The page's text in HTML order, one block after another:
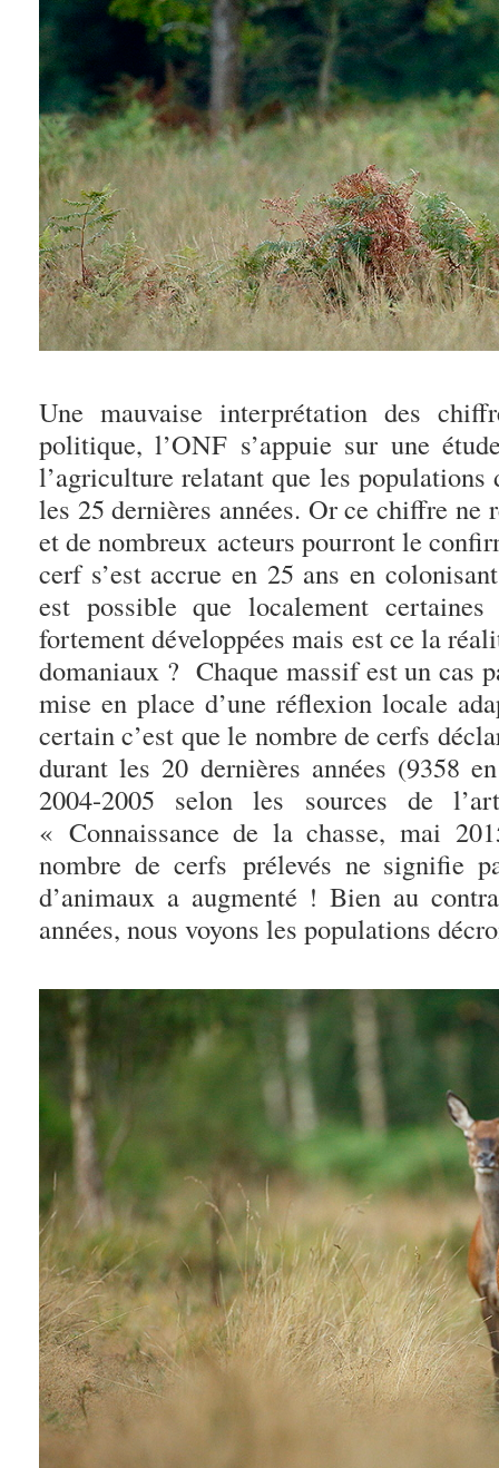
Une mauvaise interprétation des
politique, l’ONF s’appuie sur une
l’agriculture relatant que les
les 25 dernières années. Or ce chiffre
et de nombreux acteurs pourront le
cerf s’est accrue en 25 ans en
est possible que localement
fortement développées mais est ce la
domaniaux ? Chaque massif est un cas
mise en place d’une réflexion locale
certain c’est que le nombre de cerfs
durant les 20 dernières années (9358
2004-2005 selon les sources de
« Connaissance de la chasse, mai
nombre de cerfs prélevés ne signifie
d’animaux a augmenté ! Bien au
années, nous voyons les populations